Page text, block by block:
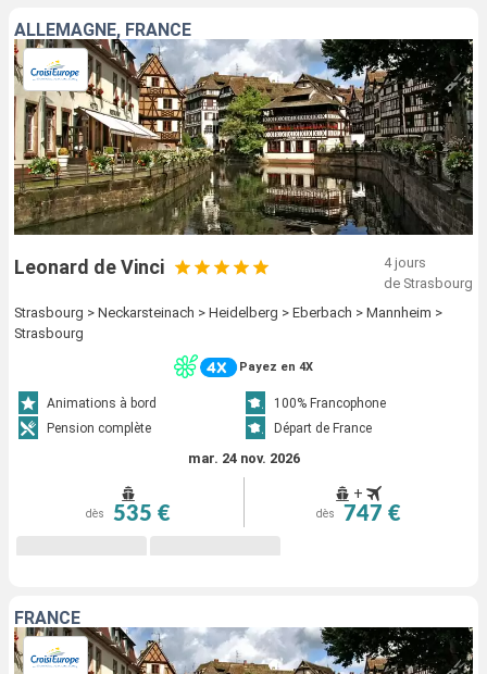
ALLEMAGNE, FRANCE
Leonard de Vinci
4 jours
de Strasbourg
Strasbourg > Neckarsteinach > Heidelberg > Eberbach > Mannheim >
Strasbourg
Payez en 4X
Animations à bord
100% Francophone
Pension complète
Départ de France
mar. 24 nov. 2026
dès 535 €
+
dès 747 €
FRANCE